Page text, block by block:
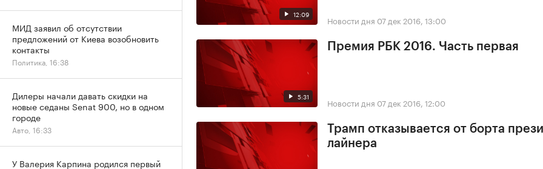
12:09 Новости дня 07 дек 2016, 13:00
5:31
Премия РБК 2016. Часть первая
Новости дня 07 дек 2016, 12:00
Трамп отказывается от борта
лайнера
МИД заявил об отсутствии
предложений от Киева возобновить
контакты
Политика, 16:38
Дилеры начали давать скидки на
новые седаны Senat 900, но в одном
городе
Авто, 16:33
У Валерия Карпина родился первый